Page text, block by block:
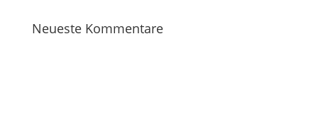
Neueste Kommentare